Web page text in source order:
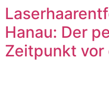
Hanau: Der
Zeitpunkt vor